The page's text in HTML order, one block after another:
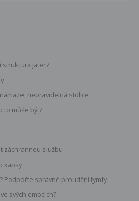
struktura jater?
nepravidelná stolice
to může být?
záchrannou službu
kapsy
Podpořte správné proudění lymfy
svých emocích?